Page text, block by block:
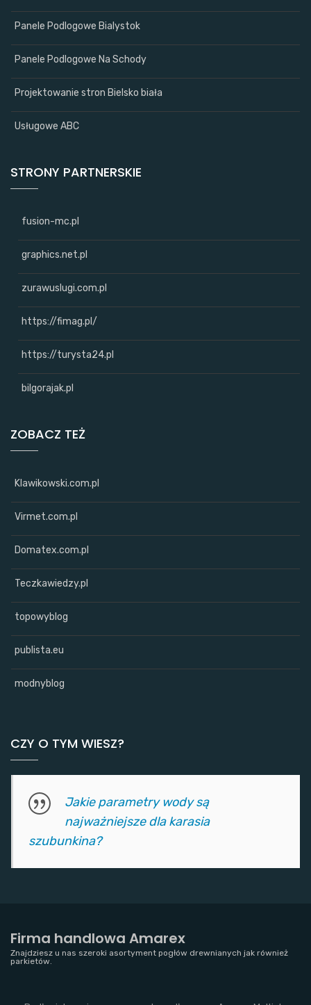
Panele Podlogowe Bialystok
Panele Podlogowe Na Schody
Projektowanie stron Bielsko biała
Usługowe ABC
STRONY PARTNERSKIE
fusion-mc.pl
graphics.net.pl
zurawuslugi.com.pl
https://fimag.pl/
https://turysta24.pl
bilgorajak.pl
ZOBACZ TEŻ
Klawikowski.com.pl
Virmet.com.pl
Domatex.com.pl
Teczkawiedzy.pl
topowyblog
publista.eu
modnyblog
CZY O TYM WIESZ?
Jakie parametry wody są
najważniejsze dla karasia
szubunkina?
Firma handlowa Amarex
Znajdziesz u nas szeroki asortyment pogłów drewnianych jak również
parkietów.